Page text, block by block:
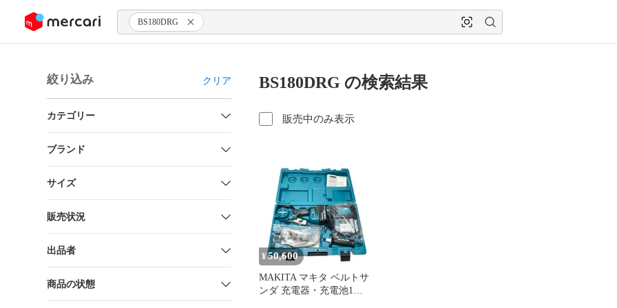
ツにスキップ BS180DRG
絞り込み クリア
カテゴリー
ブランド
サイズ
販売状況
出品者
商品の状態
BS180DRG の検索結果
販売中のみ表示
¥50,600
MAKITA マキタ ベルトサ
ンダ 充電器・充電池1